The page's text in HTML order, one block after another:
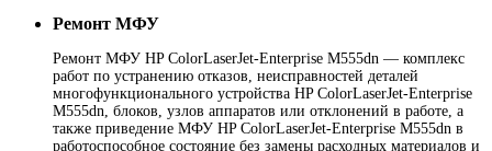
Ремонт МФУ
Ремонт МФУ HP ColorLaserJet-Enterprise M555dn — комплекс
работ по устранению отказов, неисправностей деталей
многофункционального устройства HP ColorLaserJet-Enterprise
M555dn, блоков, узлов аппаратов или отклонений в работе, а
также приведение МФУ HP ColorLaserJet-Enterprise M555dn в
работоспособное состояние без замены расходных материалов и